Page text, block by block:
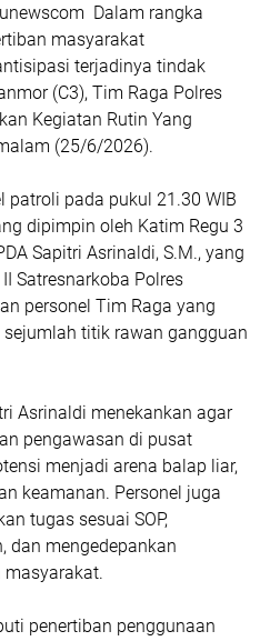
Dalam rangka
masyarakat
terjadinya tindak
(C3), Tim Raga Polres
Kegiatan Rutin Yang
(25/6/2026).
patroli pada pukul 21.30 WIB
dipimpin oleh Katim Regu 3
Sapitri Asrinaldi, S.M., yang
Satresnarkoba Polres
personel Tim Raga yang
titik rawan gangguan
Asrinaldi menekankan agar
pengawasan di pusat
menjadi arena balap liar,
keamanan. Personel juga
tugas sesuai SOP,
dan mengedepankan
masyarakat.
penertiban penggunaan